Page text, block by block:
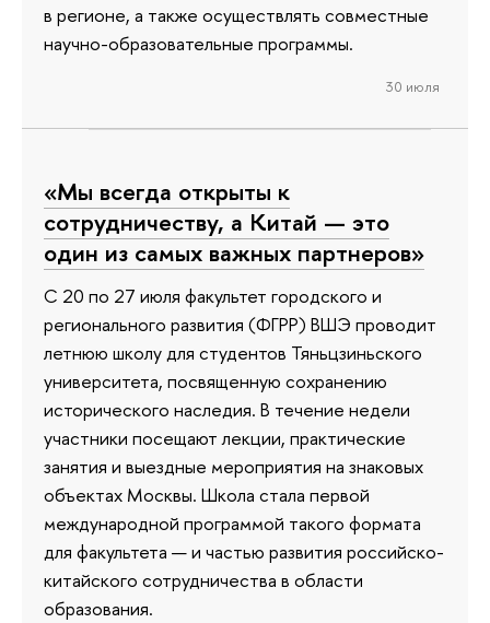
в регионе, а также осуществлять совместные
научно-образовательные программы.
30 июля
«Мы всегда открыты к
сотрудничеству, а Китай — это
один из самых важных партнеров»
С 20 по 27 июля факультет городского и
регионального развития (ФГРР) ВШЭ проводит
летнюю школу для студентов Тяньцзиньского
университета, посвященную сохранению
исторического наследия. В течение недели
участники посещают лекции, практические
занятия и выездные мероприятия на знаковых
объектах Москвы. Школа стала первой
международной программой такого формата
для факультета — и частью развития российско-
китайского сотрудничества в области
образования.